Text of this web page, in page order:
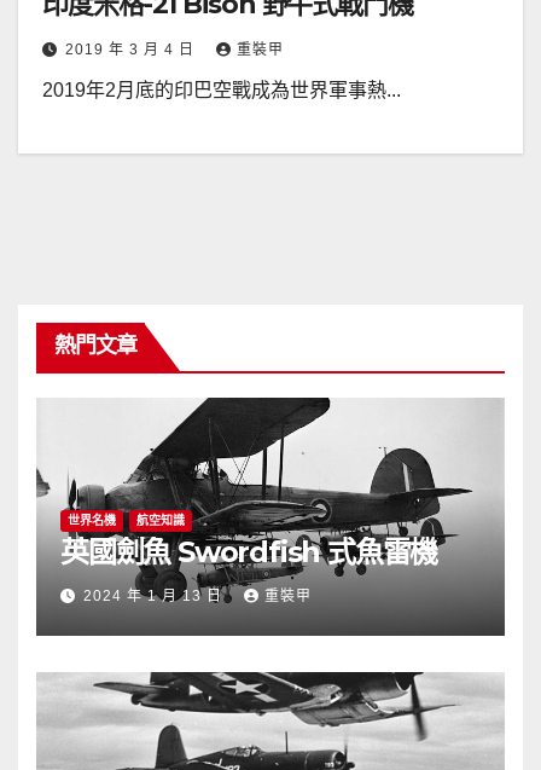
2019 年 3 月 4 日 重裝甲
2019年2月底的印巴空戰成為世界軍事熱...
熱門文章
世界名機 航空知識
英國劍魚 Swordfish 式魚雷機
2024 年 1 月 13 日 重裝甲